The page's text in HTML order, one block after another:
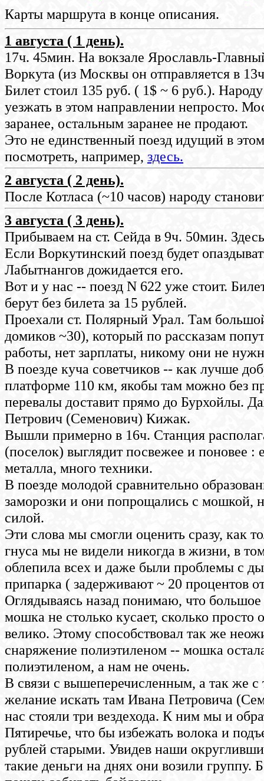
Карты маршрута в конце описания.
1 августа ( 1 день).
17ч. 45мин. На вокзале Ярославль-
Воркута (из Москвы он отправляется в
Билет стоил 135 руб. ( 1$ ~ 6 руб.).
уезжать в этом направлении непросто.
заранее, остальным заранее не продают.
Это не единственный поезд идущий в
посмотреть, например, здесь.
2 августа ( 2 день).
После Котласа (~10 часов) народу
3 августа ( 3 день).
Прибываем на ст. Сейда в 9ч. 50мин.
Если Воркутинский поезд будет
Лабытнангов дожидается его.
Вот и у нас -- поезд N 622 уже стоит.
берут без билета за 15 рублей.
Проехали ст. Полярный Урал. Там
домиков ~30), который по рассказам
работы, нет зарплаты, никому они не
В поезде куча советчиков -- как лучше
платформе 110 км, якобы там можно без
перевалы доставит прямо до Бурхойлы.
Петрович (Семенович) Кижак.
Вышли примерно в 16ч. Станция
(поселок) выглядит посвежее и поновее :
металла, много техники.
В поезде молодой сравнительно
заморозки и они попрощались с мошкой,
силой.
Эти слова мы смогли оценить сразу, как
гнуса мы не видели никогда в жизни, в
облепила всех и даже были проблемы с
припарка ( задерживают ~ 20 процентов
Оглядываясь назад понимаю, что
мошка не столько кусает, сколько
велико. Этому способствовал так же
снаряжение полиэтиленом -- мошка
полиэтиленом, а нам не очень.
В связи с вышеперечисленным, а так же
желание искать там Ивана Петровича
нас стояли три вездехода. К ним мы и
Пятиречье, что бы избежать волока и
рублей старыми. Увидев наши
такие деньги на днях они возили